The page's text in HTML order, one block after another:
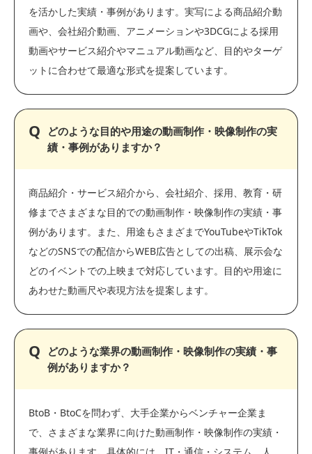
を活かした実績・事例があります。実写による商品紹介動
画や、会社紹介動画、アニメーションや3DCGによる採用
動画やサービス紹介やマニュアル動画など、目的やターゲ
ットに合わせて最適な形式を提案しています。
どのような目的や用途の動画制作・映像制作の実
績・事例がありますか？
商品紹介・サービス紹介から、会社紹介、採用、教育・研
修までさまざまな目的での動画制作・映像制作の実績・事
例があります。また、用途もさまざまでYouTubeやTikTok
などのSNSでの配信からWEB広告としての出稿、展示会な
どのイベントでの上映まで対応しています。目的や用途に
あわせた動画尺や表現方法を提案します。
どのような業界の動画制作・映像制作の実績・事
例がありますか？
BtoB・BtoCを問わず、大手企業からベンチャー企業ま
で、さまざまな業界に向けた動画制作・映像制作の実績・
事例があります。具体的には、IT・通信・システム、人